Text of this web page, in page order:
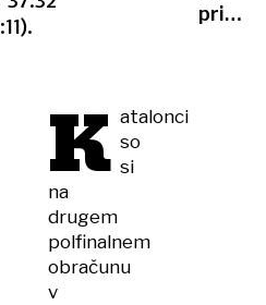
K atalonci
so
si
na
drugem
polfinalnem
obračunu
v